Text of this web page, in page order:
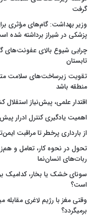
گرفت
وزیر بهداشت: گام‌های مؤثری
پزشکی در شیراز برداشته شده
چرایی شیوع بالای عفونت‌های
تابستان
تقویت زیرساخت‌های سلامت
منطقه باشد
اقتدار علمی، پیش‌نیاز
اهمیت یادگیری کنترل ادرار پیش از ۴
از بارداری پرخطر تا مراقبت
تحول در نحوه کار، تعامل و
ربات‌های انسان‌نما
سونای خشک یا بخار، کدامیک
است؟
وقتی مغز با رژیم لاغری مقابله
برمیگردد؟